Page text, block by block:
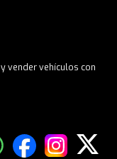
vender vehículos con